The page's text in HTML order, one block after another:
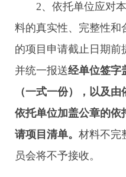
2、依托单位应对本
料的真实性、完整性和
的项目申请截止日期前
并统一报送经单位签字
（一式一份），以及
依托单位加盖公章的依
请项目清单。 材料不完
员会将不予接收。